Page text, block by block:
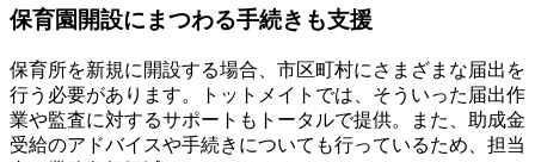
保育園開設にまつわる手続きも支援
保育所を新規に開設する場合、市区町村にさまざまな届出を
行う必要があります。トットメイトでは、そういった 届出作
業や監査に対するサポートもトータルで提供。また、助成金
受給のアドバイスや手続きについても行っているため、担当